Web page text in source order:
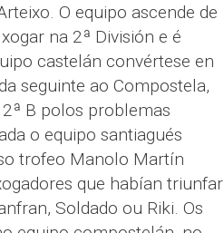
O equipo ascende de
na 2ª División e é
castelán convértese en
seguinte ao Compostela,
B polos problemas
o equipo santiagués
trofeo Manolo Martín
que habían triunfar
Soldado ou Riki. Os